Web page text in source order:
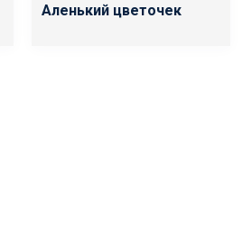
Аленький цветочек